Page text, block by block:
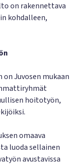
on rakennettava
kohdalleen,
Juvosen mukaan
hoitotyön,
omaava
luoda sellainen
avustavissa